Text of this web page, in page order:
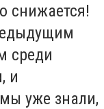
снижается!
среди
и
уже знали,